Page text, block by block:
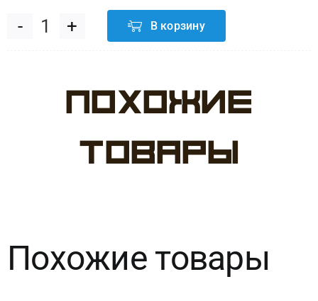
Количество
Гирлянда
Синий,
12
В корзину
Похожие
товары
Похожие товары